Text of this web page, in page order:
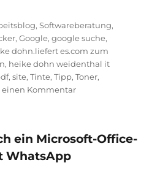
,Softwareberatung,
,Google,google suche,
dohn.liefert es.com zum
, heike dohn weidenthal it
,site,Tinte,Tipp,Toner,
einen Kommentarzu
bei
ein Microsoft-Office-
WhatsApp